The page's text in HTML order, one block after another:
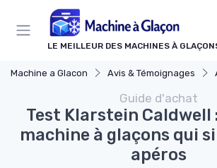
LE MEILLEUR DES MACHINES À
Machine a Glacon Avis & Témoignages
Guide d'achat
Test Klarstein Caldwell
machine à glaçons qui
apéros
Panneau de gestion des cookies